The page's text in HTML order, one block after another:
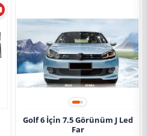
Golf 6 İçi̇n 7.5 Görünüm J Led
Far